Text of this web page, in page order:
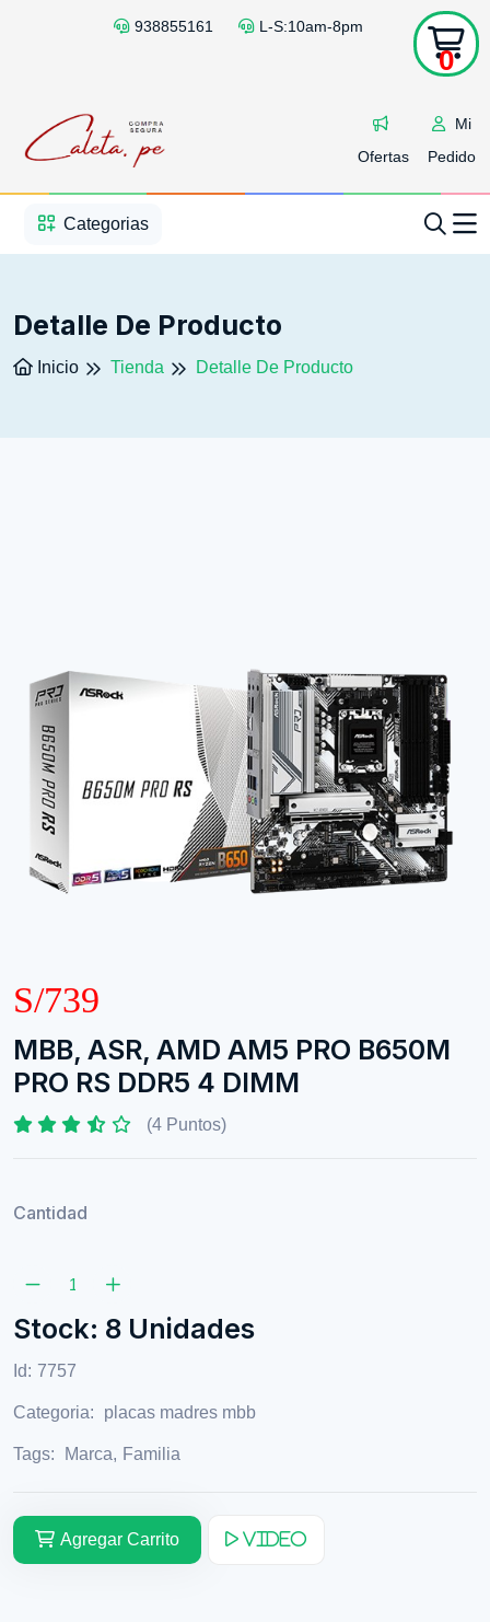
938855161 L-S:10am-8pm
Ofertas
Mi
Pedido
0
Categorias
Detalle De Producto
Inicio Tienda Detalle De Producto
S/739
MBB, ASR, AMD AM5 PRO B650M
PRO RS DDR5 4 DIMM
(4 Puntos)
Cantidad
Stock: 8 Unidades
Id: 7757
Categoria: placas madres mbb
Tags: Marca, Familia
Agregar Carrito Video